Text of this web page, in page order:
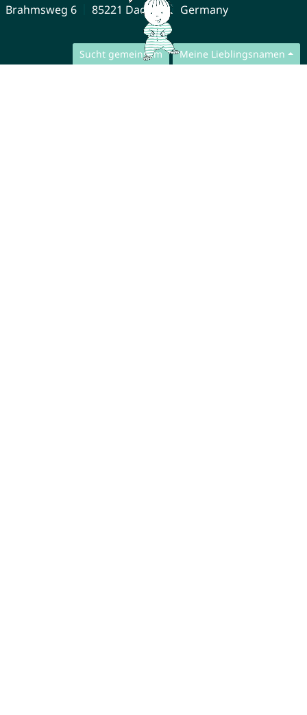
Sucht gemeinsam Meine Lieblingsnamen
Brahmsweg 6
85221 Dachau Germany